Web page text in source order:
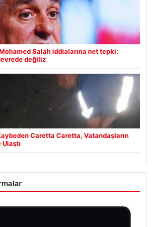
Salah iddialarına net tepki:
değiliz
Caretta Caretta, Vatandaşların